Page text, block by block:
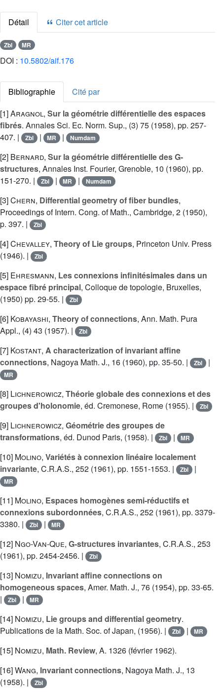
Détail Citer cet article
Zbl MR
DOI : 10.5802/aif.176
Bibliographie
Cité par
[1]Aragnol, Sur la géométrie différentielle des espaces
fibrés. Annales Sci. Ec. Norm. Sup., (3) 75 (1958), pp. 257-
407. |
Zbl | MR | Numdam
[2] Bernard, Sur la géométrie différentielle des G-
structures, Annales Inst. Fourier, Grenoble, 10 (1960), pp.
151-270. |
Zbl | MR | Numdam
[3]Chern, Differential geometry of fiber bundles,
Proceedings of Intern. Cong. of Math., Cambridge, 2 (1950),
p. 397. |
Zbl
[4]Chevalley, Theory of Lie groups, Princeton Univ. Press
(1946). |
Zbl
[5] Ehresmann, Les connexions infinitésimales dans un
espace fibré principal, Colloque de topologie, Bruxelles,
(1950) pp. 29-55. |
Zbl
[6] Kobayashi, Theory of connections, Ann. Math. Pura
Appl., (4) 43 (1957). |
Zbl
[7] Kostant, A characterization of invariant affine
connections, Nagoya Math. J., 16 (1960), pp. 35-50. | Zbl |
MR
[8] Lichnerowicz, Théorie globale des connexions et des
groupes d'holonomie, éd. Cremonese, Rome (1955). | Zbl
[9] Lichnerowicz, Géométrie des groupes de
transformations, éd. Dunod Paris, (1958). | Zbl | MR
[10] Molino, Variétés à connexion linéaire localement
invariante, C.R.A.S., 252 (1961), pp. 1551-1553. | Zbl |
MR
[11] Molino, Espaces homogènes semi-réductifs et
connexions subordonnées, C.R.A.S., 252 (1961), pp. 3379-
3380. |
Zbl | MR
[12] Ngo-Van-Que, G-structures invariantes, C.R.A.S., 253
(1961), pp. 2454-2456. |
Zbl
[13] Nomizu, Invariant affine connections on
homogeneous spaces, Amer. Math. J., 76 (1954), pp. 33-65.
|
Zbl | MR
[14] Nomizu, Lie groups and differential geometry.
Publications de la Math. Soc. of Japan, (1956). |
Zbl | MR
[15] Nomizu, Math. Review, A. 1326 (février 1962).
[16]Wang, Invariant connections, Nagoya Math. J., 13
(1958). |
Zbl